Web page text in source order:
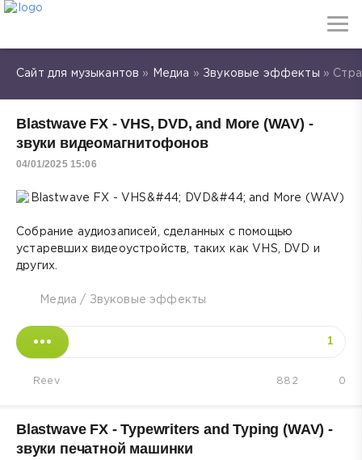
Сайт для музыкантов » Медиа » Звуковые эффекты »
Blastwave FX - VHS, DVD, and More (WAV) -
звуки видеомагнитофонов
04/01/2025 15:06
Собрание аудиозаписей, сделанных с помощью
устаревших видеоустройств, таких как VHS, DVD и
других.
Медиа / Звуковые эффекты
1
Reev 0
882
Blastwave FX - Typewriters and Typing (WAV) -
звуки печатной машинки